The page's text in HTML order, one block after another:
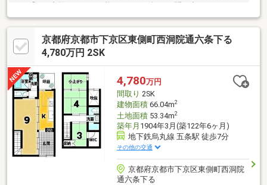
い。
京都府京都市下京区東側町西洞院通六条下る
4,780万円 2SK
4,780万円
間取り 2SK
建物面積66.04m2
土地面積53.34m2
築年月 1904年3月(築122年6ヶ月)
地下鉄烏丸線 五条駅 徒歩7分
その他の交通
京都府京都市下京区東側町西洞院
通六条下る